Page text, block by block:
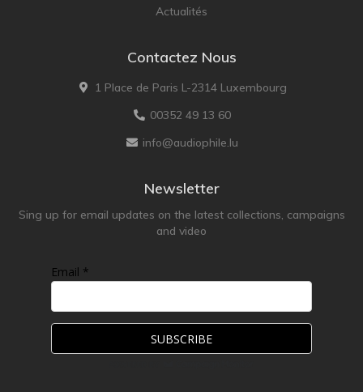
Actualités
Contactez Nous
1 Place de Paris L-2314 Luxembourg
00352 49 13 60
info@audiophile.lu
Newsletter
Sing up for email updates on the latest collections, campaigns
and video
Email *